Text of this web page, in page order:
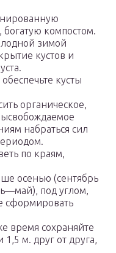
компостом.
зимой
кустов и
кусты
органическое,
набраться сил
по краям,
осенью (сентябрь
под углом,
сформировать
время сохраняйте
1,5 м. друг от друга,